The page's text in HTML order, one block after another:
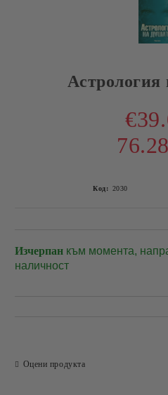
Астрология
Код: 2030
Изчерпан към момента,
наличност
Оцени продукта